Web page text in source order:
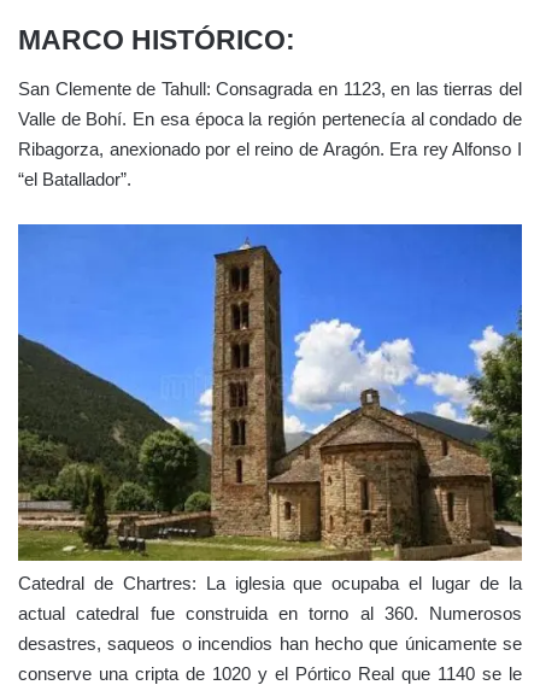
MARCO HISTÓRICO:
San Clemente de Tahull: Consagrada en 1123, en las tierras del
Valle de Bohí. En esa época la región pertenecía al condado de
Ribagorza, anexionado por el reino de Aragón. Era rey Alfonso I
“el Batallador”.
Catedral de Chartres: La iglesia que ocupaba el lugar de la
actual catedral fue construida en torno al 360. Numerosos
desastres, saqueos o incendios han hecho que únicamente se
conserve una cripta de 1020 y el Pórtico Real que 1140 se le